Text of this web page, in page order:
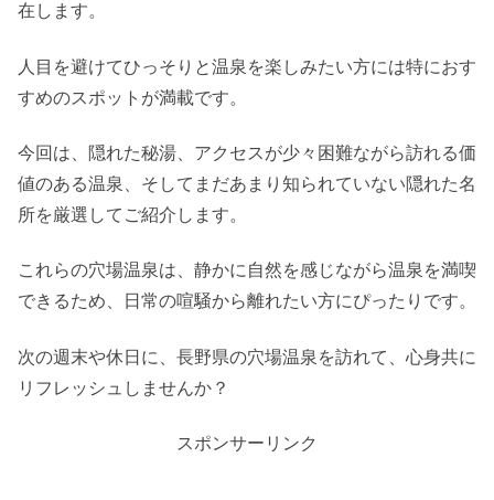
在します。
人目を避けてひっそりと温泉を楽しみたい方には特におす
すめのスポットが満載です。
今回は、隠れた秘湯、アクセスが少々困難ながら訪れる価
値のある温泉、そしてまだあまり知られていない隠れた名
所を厳選してご紹介します。
これらの穴場温泉は、静かに自然を感じながら温泉を満喫
できるため、日常の喧騒から離れたい方にぴったりです。
次の週末や休日に、長野県の穴場温泉を訪れて、心身共に
リフレッシュしませんか？
スポンサーリンク